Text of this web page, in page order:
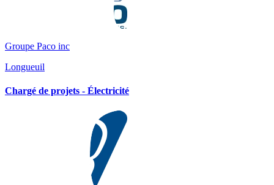
Groupe Paco inc
Longueuil
Chargé de projets - Électricité